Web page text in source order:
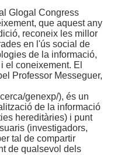
Glogal Congress
que aquest any
reconeix les millor
en l'ús social de
de la informació,
el coneixement. El
Professor Messeguer,
genexp/), és un
de la informació
hereditàries) i punt
(investigadors,
tal de compartir
de qualsevol dels